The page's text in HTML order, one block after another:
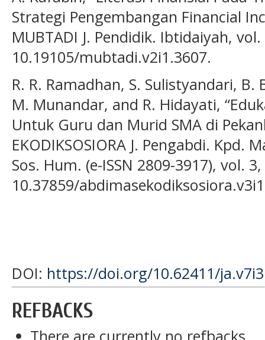
Strategi Pengembangan Financial
MUBTADI J. Pendidik. Ibtidaiyah,
10.19105/mubtadi.v2i1.3607.
R. R. Ramadhan, S. Sulistyandari,
M. Munandar, and R. Hidayati,
Untuk Guru dan Murid SMA di
EKODIKSOSIORA J. Pengabdi. Kpd.
Sos. Hum. (e-ISSN 2809-3917), vol.
10.37859/
DOI: https://doi.org/10.62411/
REFBACKS